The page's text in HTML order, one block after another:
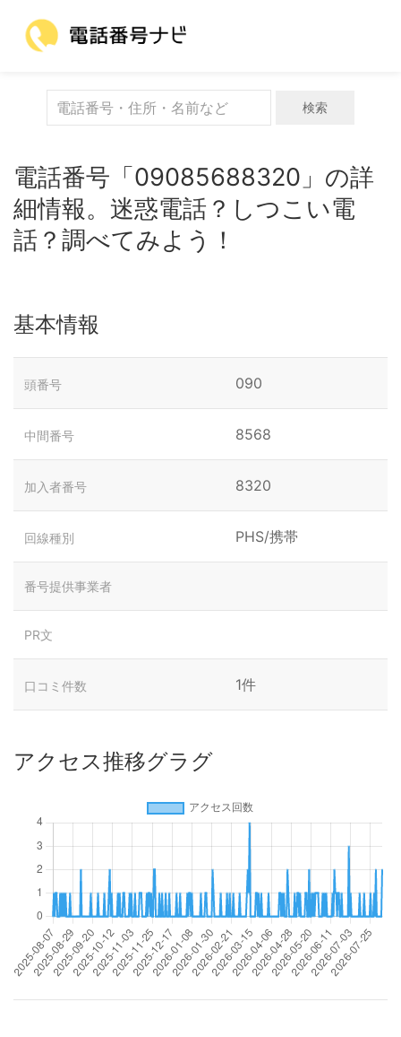
検索
電話番号「09085688320」の詳
細情報。迷惑電話？しつこい電
話？調べてみよう！
基本情報
頭番号 090
中間番号 8568
加入者番号 8320
回線種別 PHS/携帯
番号提供事業者
PR文
口コミ件数 1件
アクセス推移グラグ